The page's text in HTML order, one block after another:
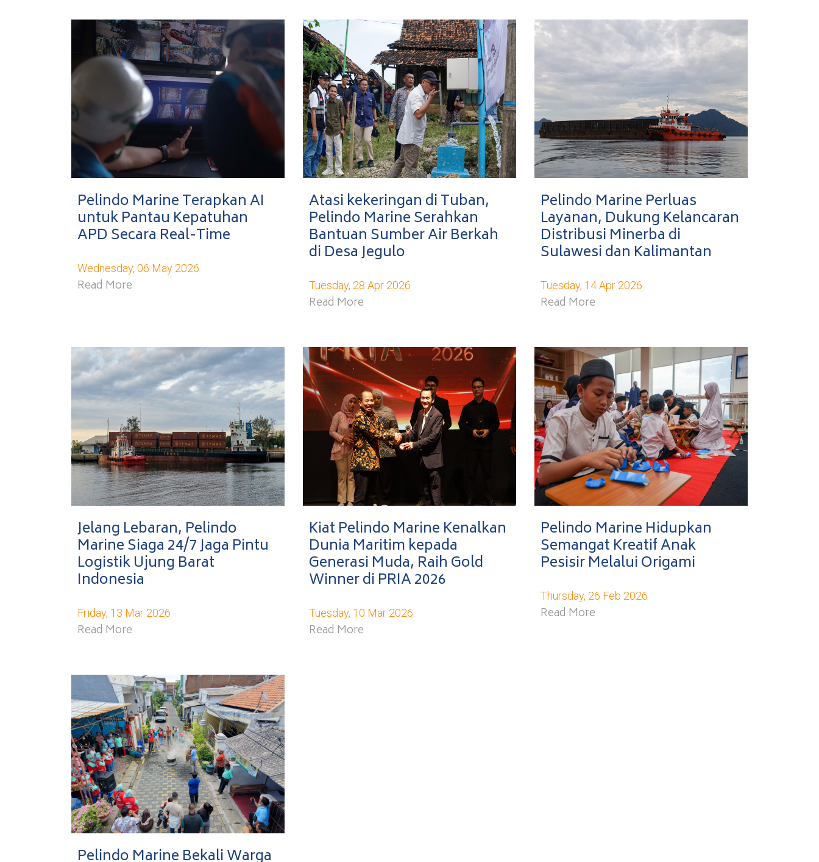
Pelindo Marine Terapkan AI
untuk Pantau Kepatuhan
APD Secara Real-Time
Wednesday, 06 May 2026
Read More
Atasi kekeringan di Tuban,
Pelindo Marine Serahkan
Bantuan Sumber Air Berkah
di Desa Jegulo
Tuesday, 28 Apr 2026
Read More
Pelindo Marine Perluas
Layanan, Dukung Kelancaran
Distribusi Minerba di
Sulawesi dan Kalimantan
Tuesday, 14 Apr 2026
Read More
Jelang Lebaran, Pelindo
Marine Siaga 24/7 Jaga Pintu
Logistik Ujung Barat
Indonesia
Friday, 13 Mar 2026
Read More
Kiat Pelindo Marine Kenalkan
Dunia Maritim kepada
Generasi Muda, Raih Gold
Winner di PRIA 2026
Tuesday, 10 Mar 2026
Read More
Pelindo Marine Hidupkan
Semangat Kreatif Anak
Pesisir Melalui Origami
Thursday, 26 Feb 2026
Read More
Pelindo Marine Bekali Warga